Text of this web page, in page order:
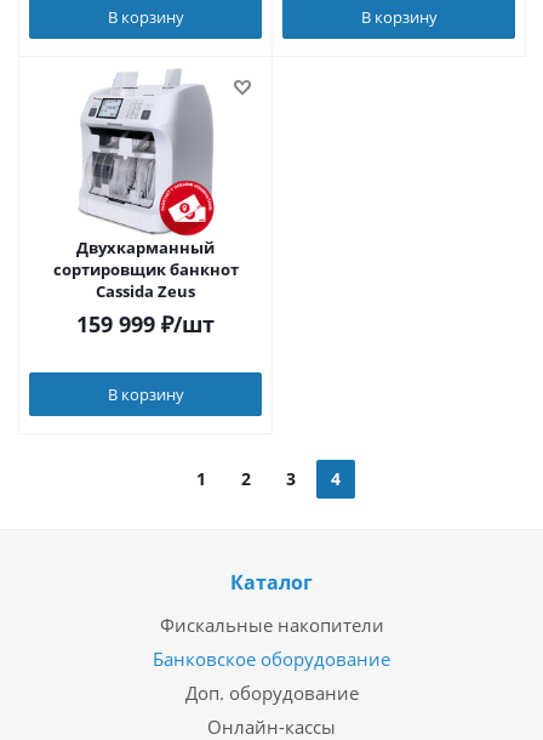
В корзину В корзину
Двухкарманный
сортировщик банкнот
Cassida Zeus
159 999 ₽/шт
В корзину
1 2 3 4
Каталог
Фискальные накопители
Банковское оборудование
Доп. оборудование
Онлайн-кассы